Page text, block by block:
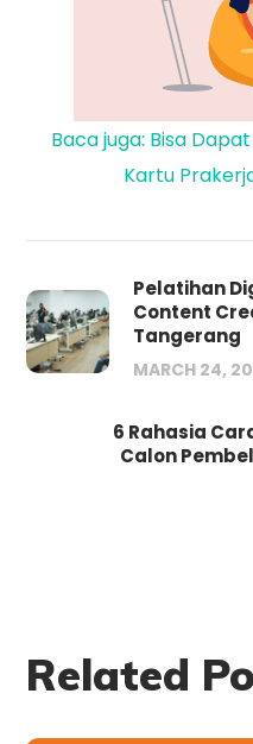
Baca juga: Bisa
Kartu
Pelatihan
Content
Tangerang
MARCH 24,
6 Rahasia
Calon
Related